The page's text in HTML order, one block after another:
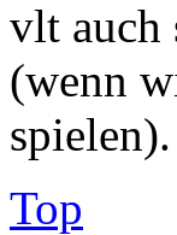
vlt auch
(wenn
spielen).
Top